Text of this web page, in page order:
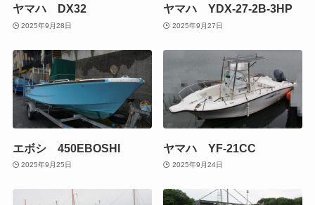
ヤマハ DX32
2025年9月28日
ヤマハ YDX-27-2B-3HP
2025年9月27日
エボシ 450EBOSHI
2025年9月25日
ヤマハ YF-21CC
2025年9月24日